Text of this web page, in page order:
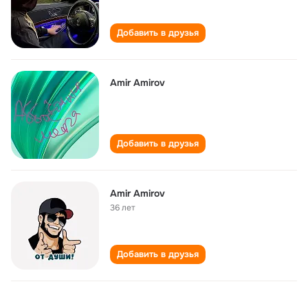
Добавить в друзья
Amir Amirov
Добавить в друзья
Amir Amirov
36 лет
Добавить в друзья